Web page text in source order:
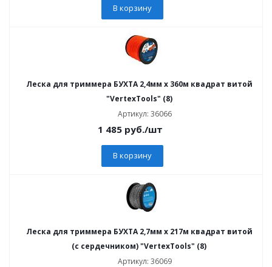
В корзину
Леска для триммера БУХТА 2,4мм х 360м квадрат витой
"VertexTools" (8)
Артикул: 36066
1 485руб./шт
В корзину
Леска для триммера БУХТА 2,7мм х 217м квадрат витой
(с сердечником) "VertexTools" (8)
Артикул: 36069